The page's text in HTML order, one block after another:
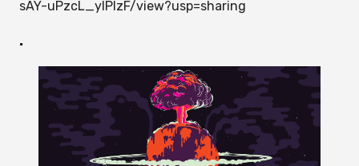
sAY-uPzcL_yIPlzF/view?usp=sharing
.